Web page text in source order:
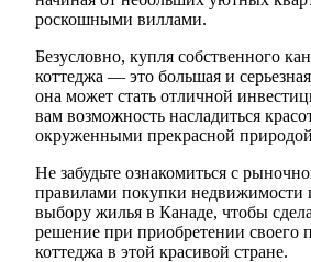
роскошными виллами.
Безусловно, купля собственного
коттеджа — это большая и
она может стать отличной
вам возможность насладиться
окруженными прекрасной
Не забудьте ознакомиться с
правилами покупки недвижимости
выбору жилья в Канаде, чтобы
решение при приобретении своего
коттеджа в этой красивой стране.